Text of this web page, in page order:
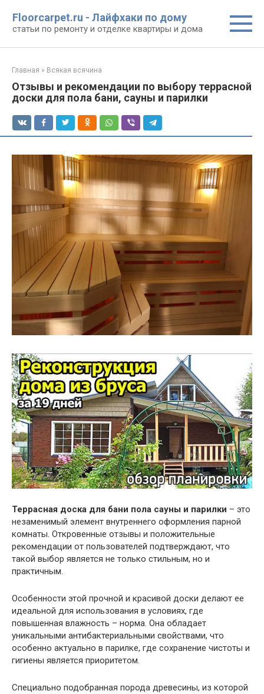
контенту
Floorcarpet.ru - Лайфхаки по дому
статьи по ремонту и отделке квартиры и дома
Главная » Всякая всячина
Отзывы и рекомендации по выбору террасной
доски для пола бани, сауны и парилки
Террасная доска для бани пола сауны и парилки – это
незаменимый элемент внутреннего оформления парной
комнаты. Откровенные отзывы и положительные
рекомендации от пользователей подтверждают, что
такой выбор является не только стильным, но и
практичным.
Особенности этой прочной и красивой доски делают ее
идеальной для использования в условиях, где
повышенная влажность – норма. Она обладает
уникальными антибактериальными свойствами, что
особенно актуально в парилке, где сохранение чистоты и
гигиены является приоритетом.
Специально подобранная порода древесины, из которой